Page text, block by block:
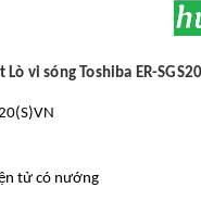
Lò vi sóng Toshiba ER-
tử có nướng